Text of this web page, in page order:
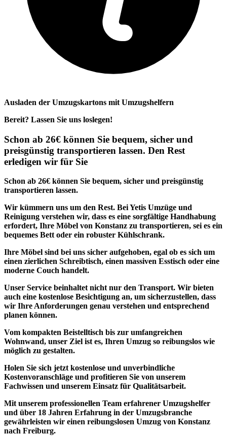
Ausladen der Umzugskartons mit Umzugshelfern
Bereit? Lassen Sie uns loslegen!
Schon ab 26€ können Sie bequem, sicher und
preisgünstig transportieren lassen. Den Rest
erledigen wir für Sie
Schon ab 26€ können Sie bequem, sicher und preisgünstig
transportieren lassen.
Wir kümmern uns um den Rest. Bei Yetis Umzüge und
Reinigung verstehen wir, dass es eine sorgfältige Handhabung
erfordert, Ihre Möbel von Konstanz zu transportieren, sei es ein
bequemes Bett oder ein robuster Kühlschrank.
Ihre Möbel sind bei uns sicher aufgehoben, egal ob es sich um
einen zierlichen Schreibtisch, einen massiven Esstisch oder eine
moderne Couch handelt.
Unser Service beinhaltet nicht nur den Transport. Wir bieten
auch eine kostenlose Besichtigung an, um sicherzustellen, dass
wir Ihre Anforderungen genau verstehen und entsprechend
planen können.
Vom kompakten Beistelltisch bis zur umfangreichen
Wohnwand, unser Ziel ist es, Ihren Umzug so reibungslos wie
möglich zu gestalten.
Holen Sie sich jetzt kostenlose und unverbindliche
Kostenvoranschläge und profitieren Sie von unserem
Fachwissen und unserem Einsatz für Qualitätsarbeit.
Mit unserem professionellen Team erfahrener Umzugshelfer
und über 18 Jahren Erfahrung in der Umzugsbranche
gewährleisten wir einen reibungslosen Umzug von Konstanz
nach Freiburg.